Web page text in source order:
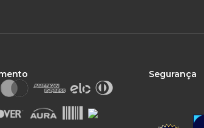
Segurança